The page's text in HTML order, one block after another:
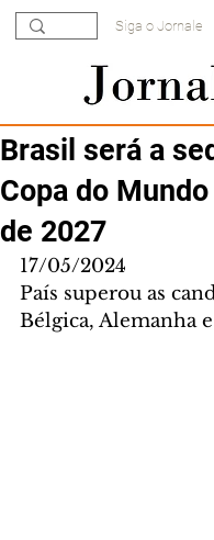
Siga o Jornale
Brasil será a
Copa do
de 2027
17/05/2024
País superou as
Bélgica, Alemanha